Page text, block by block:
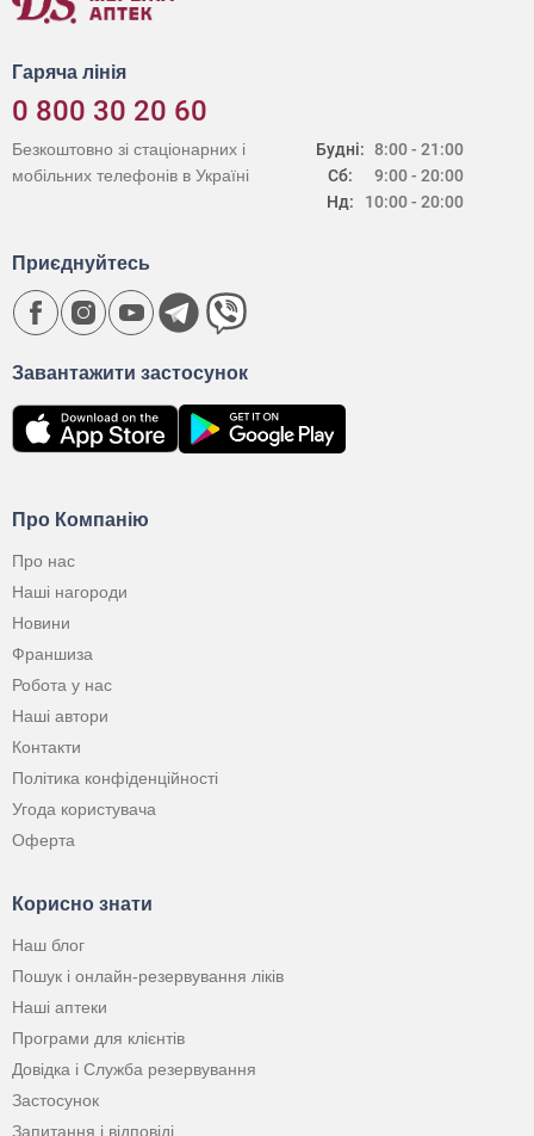
Гаряча лінія
0 800 30 20 60
Будні:
Сб:
Нд:
8:00 - 21:00
9:00 - 20:00
10:00 - 20:00
Безкоштовно зі стаціонарних і
мобільних телефонів в Україні
Про Компанію
Про нас
Наші нагороди
Новини
Франшиза
Робота у нас
Наші автори
Контакти
Політика конфіденційності
Угода користувача
Оферта
Корисно знати
Наш блог
Пошук і онлайн-резервування ліків
Наші аптеки
Програми для клієнтів
Довідка і Служба резервування
Застосунок
Запитання і відповіді
Завантажити застосунок
Приєднуйтесь